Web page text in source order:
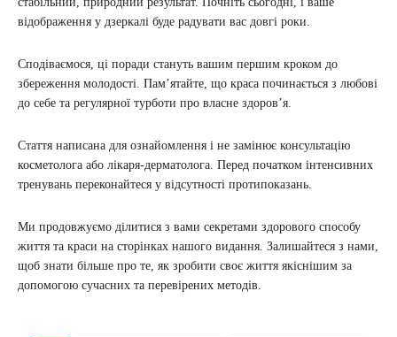
відображення у дзеркалі буде радувати вас довгі роки.
Сподіваємося, ці поради стануть вашим першим кроком до
збереження молодості. Пам’ятайте, що краса починається з любові
до себе та регулярної турботи про власне здоров’я.
Стаття написана для ознайомлення і не замінює консультацію
косметолога або лікаря-дерматолога. Перед початком інтенсивних
тренувань переконайтеся у відсутності протипоказань.
Ми продовжуємо ділитися з вами секретами здорового способу
життя та краси на сторінках нашого видання. Залишайтеся з нами,
щоб знати більше про те, як зробити своє життя якіснішим за
допомогою сучасних та перевірених методів.